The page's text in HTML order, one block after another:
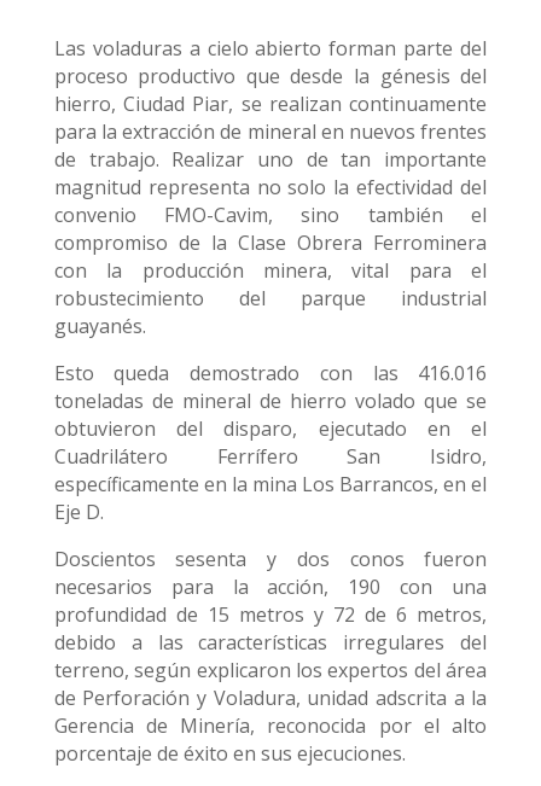
Las voladuras a cielo abierto forman parte del
proceso productivo que desde la génesis del
hierro, Ciudad Piar, se realizan continuamente
para la extracción de mineral en nuevos frentes
de trabajo. Realizar uno de tan importante
magnitud representa no solo la efectividad del
convenio FMO-Cavim, sino también el
compromiso de la Clase Obrera Ferrominera
con la producción minera, vital para el
robustecimiento del parque industrial
guayanés.
Esto queda demostrado con las 416.016
toneladas de mineral de hierro volado que se
obtuvieron del disparo, ejecutado en el
Cuadrilátero Ferrífero San Isidro,
específicamente en la mina Los Barrancos, en el
Eje D.
Doscientos sesenta y dos conos fueron
necesarios para la acción, 190 con una
profundidad de 15 metros y 72 de 6 metros,
debido a las características irregulares del
terreno, según explicaron los expertos del área
de Perforación y Voladura, unidad adscrita a la
Gerencia de Minería, reconocida por el alto
porcentaje de éxito en sus ejecuciones.